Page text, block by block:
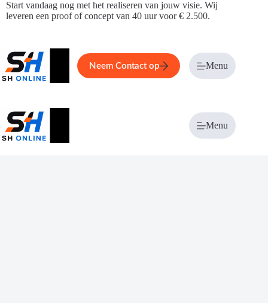
Ga
naar
Start vandaag nog met het realiseren van jouw visie. Wij
leveren een proof of concept van 40 uur voor € 2.500.
Home Service Over ons
Neem Contact op Menu
Menu